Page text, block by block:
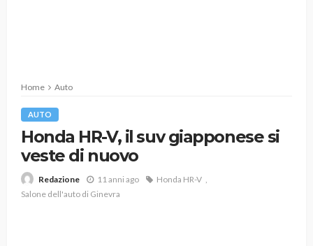
Home Auto
AUTO
Honda HR-V, il suv giapponese si
veste di nuovo
Redazione 11 anni ago
Honda HR-V
Salone dell'auto di Ginevra